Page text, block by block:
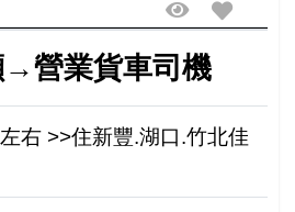
→營業貨車司機
右 >>住新豐.湖口.竹北佳